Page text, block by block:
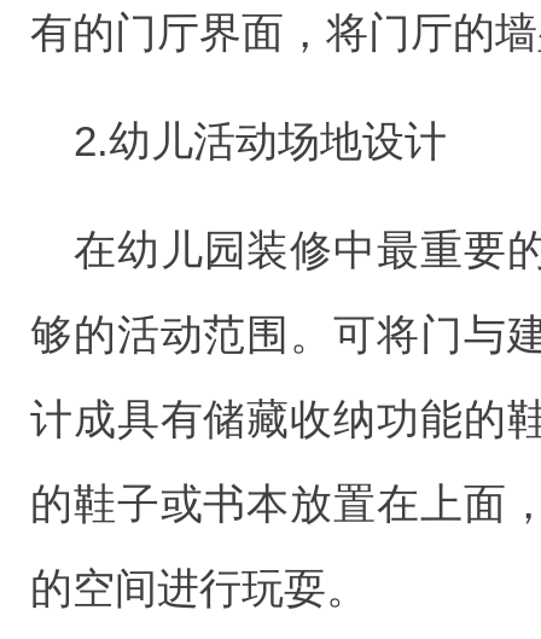
有的门厅界面，将门厅的
2.幼儿活动场地设计
在幼儿园装修中最重要
够的活动范围。可将门与
计成具有储藏收纳功能的
的鞋子或书本放置在上面
的空间进行玩耍。